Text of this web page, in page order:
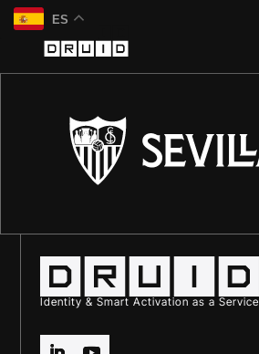
Identity & Smart Activation as a Service
ES